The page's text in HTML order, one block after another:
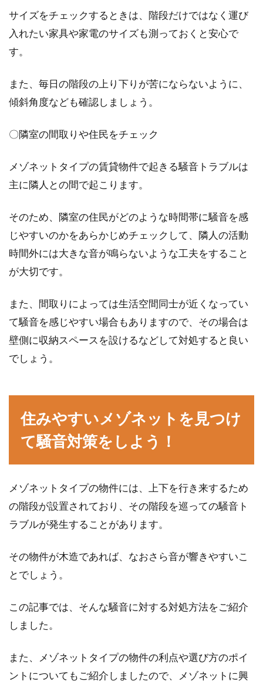
サイズをチェックするときは、階段だけではなく運び
入れたい家具や家電のサイズも測っておくと安心で
す。
また、毎日の階段の上り下りが苦にならないように、
傾斜角度なども確認しましょう。
〇隣室の間取りや住民をチェック
メゾネットタイプの賃貸物件で起きる騒音トラブルは
主に隣人との間で起こります。
そのため、隣室の住民がどのような時間帯に騒音を感
じやすいのかをあらかじめチェックして、隣人の活動
時間外には大きな音が鳴らないような工夫をすること
が大切です。
また、間取りによっては生活空間同士が近くなってい
て騒音を感じやすい場合もありますので、その場合は
壁側に収納スペースを設けるなどして対処すると良い
でしょう。
住みやすいメゾネットを見つけ
て騒音対策をしよう！
メゾネットタイプの物件には、上下を行き来するため
の階段が設置されており、その階段を巡っての騒音ト
ラブルが発生することがあります。
その物件が木造であれば、なおさら音が響きやすいこ
とでしょう。
この記事では、そんな騒音に対する対処方法をご紹介
しました。
また、メゾネットタイプの物件の利点や選び方のポイ
ントについてもご紹介しましたので、メゾネットに興